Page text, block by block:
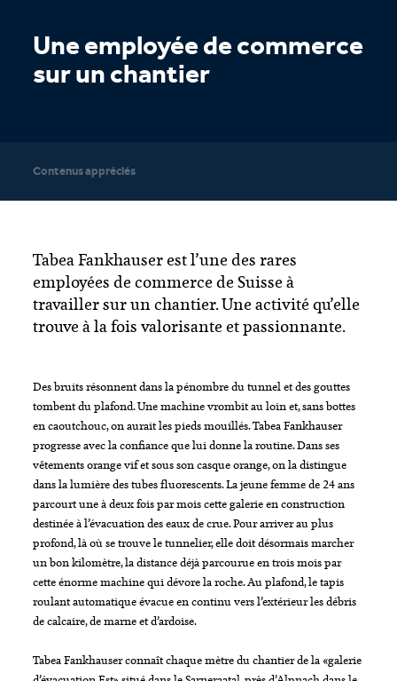
Une employée de commerce
sur un chantier
Contenus appréciés
Tabea Fankhauser est l’une des rares
employées de commerce de Suisse à
travailler sur un chantier. Une activité qu’elle
trouve à la fois valorisante et passionnante.
Des bruits résonnent dans la pénombre du tunnel et des gouttes
tombent du plafond. Une machine vrombit au loin et, sans bottes
en caoutchouc, on aurait les pieds mouillés. Tabea Fankhauser
progresse avec la confiance que lui donne la routine. Dans ses
vêtements orange vif et sous son casque orange, on la distingue
dans la lumière des tubes fluorescents. La jeune femme de 24 ans
parcourt une à deux fois par mois cette galerie en construction
destinée à l’évacuation des eaux de crue. Pour arriver au plus
profond, là où se trouve le tunnelier, elle doit désormais marcher
un bon kilomètre, la distance déjà parcourue en trois mois par
cette énorme machine qui dévore la roche. Au plafond, le tapis
roulant automatique évacue en continu vers l’extérieur les débris
de calcaire, de marne et d’ardoise.
Tabea Fankhauser connaît chaque mètre du chantier de la «galerie